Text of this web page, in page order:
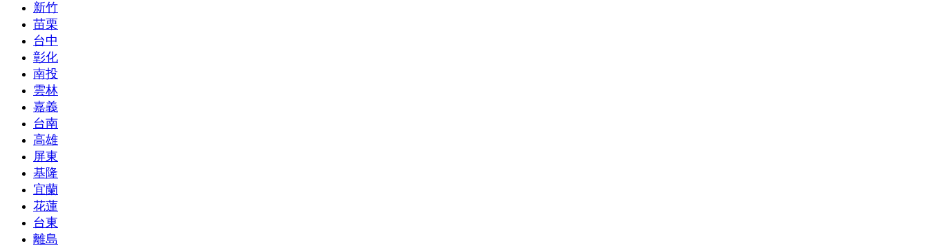
新竹
苗栗
台中
彰化
南投
雲林
嘉義
台南
高雄
屏東
基隆
宜蘭
花蓮
台東
離島